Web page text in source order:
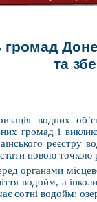
громад
та
водних
громад і
новою точкою
органами
водойм, а
сотні водойм: